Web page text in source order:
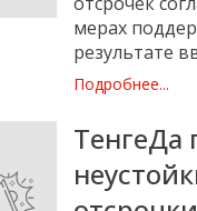
мерах
результате
Подробнее...
ТенгеДа